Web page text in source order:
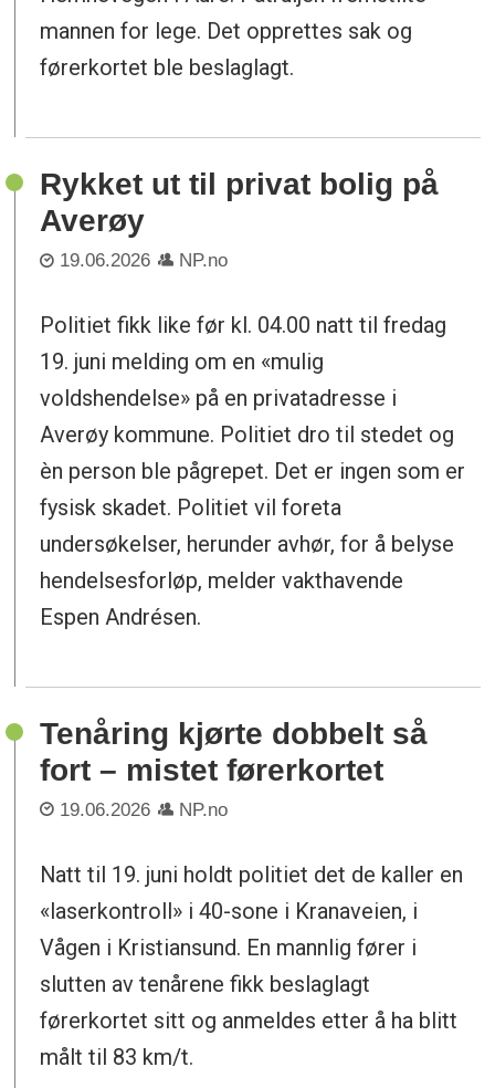
mannen for lege. Det opprettes sak og
førerkortet ble beslaglagt.
Rykket ut til privat bolig på
Averøy
19.06.2026 NP.no
Politiet fikk like før kl. 04.00 natt til fredag
19. juni melding om en «mulig
voldshendelse» på en privatadresse i
Averøy kommune. Politiet dro til stedet og
èn person ble pågrepet. Det er ingen som er
fysisk skadet. Politiet vil foreta
undersøkelser, herunder avhør, for å belyse
hendelsesforløp, melder vakthavende
Espen Andrésen.
Tenåring kjørte dobbelt så
fort – mistet førerkortet
19.06.2026 NP.no
Natt til 19. juni holdt politiet det de kaller en
«laserkontroll» i 40-sone i Kranaveien, i
Vågen i Kristiansund. En mannlig fører i
slutten av tenårene fikk beslaglagt
førerkortet sitt og anmeldes etter å ha blitt
målt til 83 km/t.